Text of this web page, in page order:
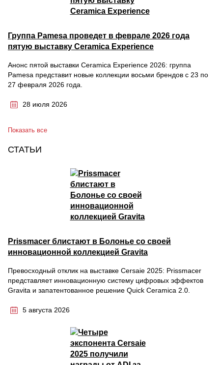
Группа Pamesa проведет в феврале 2026 года
пятую выставку Ceramica Experience
Анонс пятой выставки Ceramica Experience 2026: группа
Pamesa представит новые коллекции восьми брендов с 23 по
27 февраля 2026 года.
28 июля 2026
Показать все
СТАТЬИ
Prissmacer блистают в Болонье со своей
инновационной коллекцией Gravita
Превосходный отклик на выставке Cersaie 2025: Prissmacer
представляет инновационную систему цифровых эффектов
Gravita и запатентованное решение Quick Ceramica 2.0.
5 августа 2026